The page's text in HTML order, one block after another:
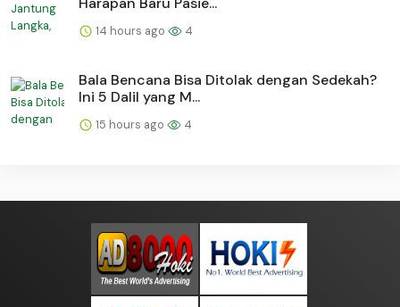
14 hours ago 4
Bala Bencana Bisa Ditolak dengan Sedekah?
Ini 5 Dalil yang M...
15 hours ago 4